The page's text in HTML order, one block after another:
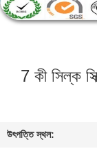
কারখানা
7 কী সিল্ক
উৎপত্তি স্থল: